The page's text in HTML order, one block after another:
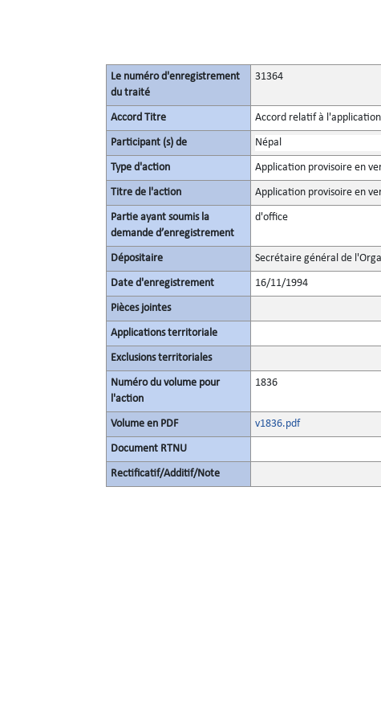
Le numéro d'enregistrement
du traité
31364
Accord Titre Accord relatif à
Participant (s) de Népal
Type d'action Application provisoire en
Titre de l'action Application provisoire en
Partie ayant soumis la
demande d’enregistrement
d'office
Dépositaire Secrétaire général de
Date d'enregistrement 16/11/1994
Pièces jointes
Applications territoriale
Exclusions territoriales
Numéro du volume pour
l'action
1836
Volume en PDF v1836.pdf
Document RTNU
Rectificatif/Additif/Note